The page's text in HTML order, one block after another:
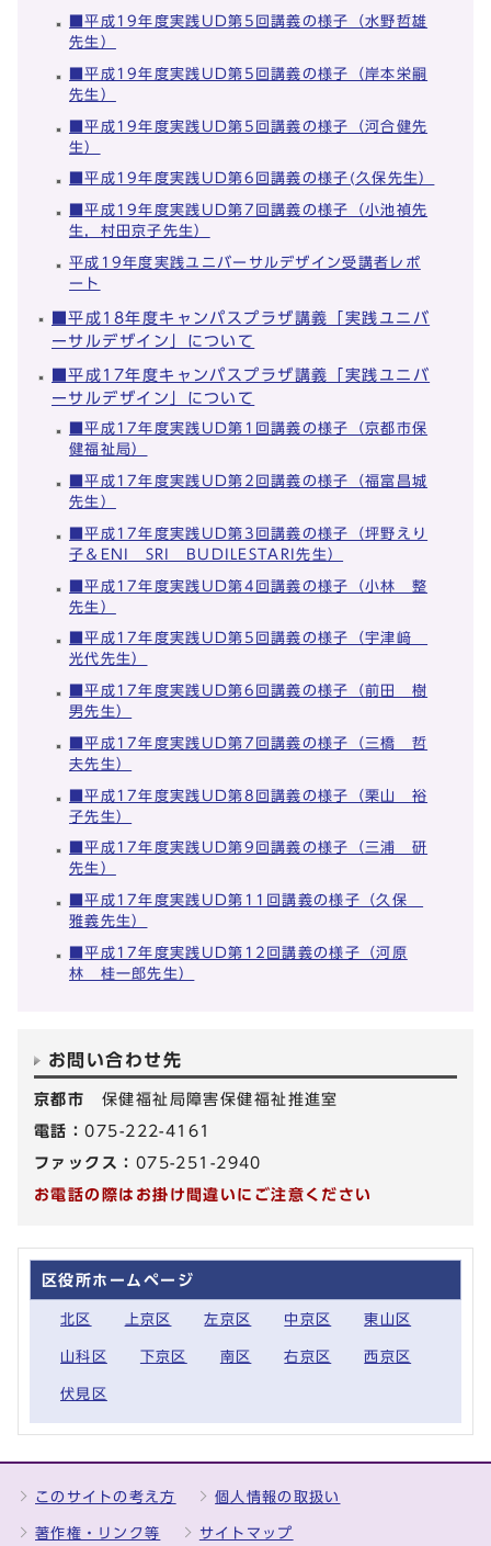
■平成19年度実践UD第5回講義の様子（水野哲雄
先生）
■平成19年度実践UD第5回講義の様子（岸本栄嗣
先生）
■平成19年度実践UD第5回講義の様子（河合健先
生）
■平成19年度実践UD第6回講義の様子(久保先生）
■平成19年度実践UD第7回講義の様子（小池禎先
生，村田京子先生）
平成19年度実践ユニバーサルデザイン受講者レポ
ート
■平成18年度キャンパスプラザ講義「実践ユニバ
ーサルデザイン」について
■平成17年度キャンパスプラザ講義「実践ユニバ
ーサルデザイン」について
■平成17年度実践UD第1回講義の様子（京都市保
健福祉局）
■平成17年度実践UD第2回講義の様子（福富昌城
先生）
■平成17年度実践UD第3回講義の様子（坪野えり
子＆ENI SRI BUDILESTARI先生）
■平成17年度実践UD第4回講義の様子（小林 整
先生）
■平成17年度実践UD第5回講義の様子（宇津﨑
光代先生）
■平成17年度実践UD第6回講義の様子（前田 樹
男先生）
■平成17年度実践UD第7回講義の様子（三橋 哲
夫先生）
■平成17年度実践UD第8回講義の様子（栗山 裕
子先生）
■平成17年度実践UD第9回講義の様子（三浦 研
先生）
■平成17年度実践UD第11回講義の様子（久保
雅義先生）
■平成17年度実践UD第12回講義の様子（河原
林 桂一郎先生）
お問い合わせ先
京都市 保健福祉局障害保健福祉推進室
電話：075-222-4161
ファックス： 075-251-2940
お電話の際はお掛け間違いにご注意ください
区役所ホームページ
北区 上京区 左京区 中京区 東山区
山科区 下京区 南区 右京区 西京区
伏見区
このサイトの考え方 個人情報の取扱い
著作権・リンク等 サイトマップ